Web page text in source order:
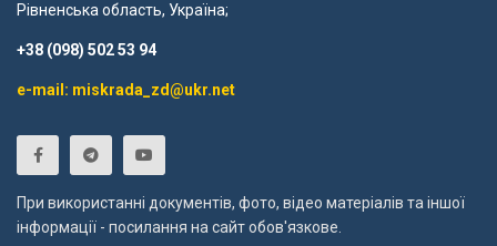
Рівненська область, Україна;
+38 (098) 502 53 94
e-mail: miskrada_zd@ukr.net
При використанні документів, фото, відео матеріалів та іншої
інформації - посилання на сайт обов'язкове.